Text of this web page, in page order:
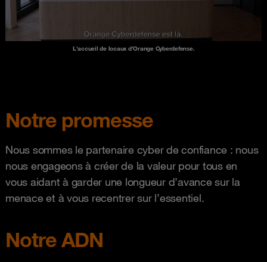
L'accueil de locaux d'Orange Cyberdefense.
Notre promesse
Nous sommes le partenaire cyber de confiance : nous
nous engageons à créer de la valeur pour tous en
vous aidant à garder une longueur d’avance sur la
menace et à vous recentrer sur l’essentiel.
Notre ADN